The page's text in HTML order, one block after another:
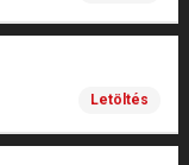
Letöltés